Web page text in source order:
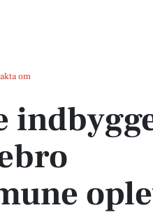
om
i Holstebro Kommune oplever